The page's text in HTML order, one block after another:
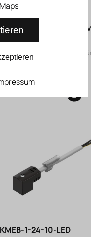
Kompressoren
>Verbindungsleitungen
KMEB-1-24-10-LED